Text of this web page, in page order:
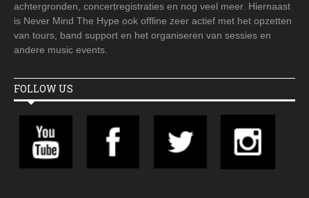
achtergronden, concertregistraties en nog veel meer. Hiernaast
is Never Mind The Hype ook offline zeer actief met het opzetten
van tours, band support en het organiseren van sessies en
andere music events.
FOLLOW US